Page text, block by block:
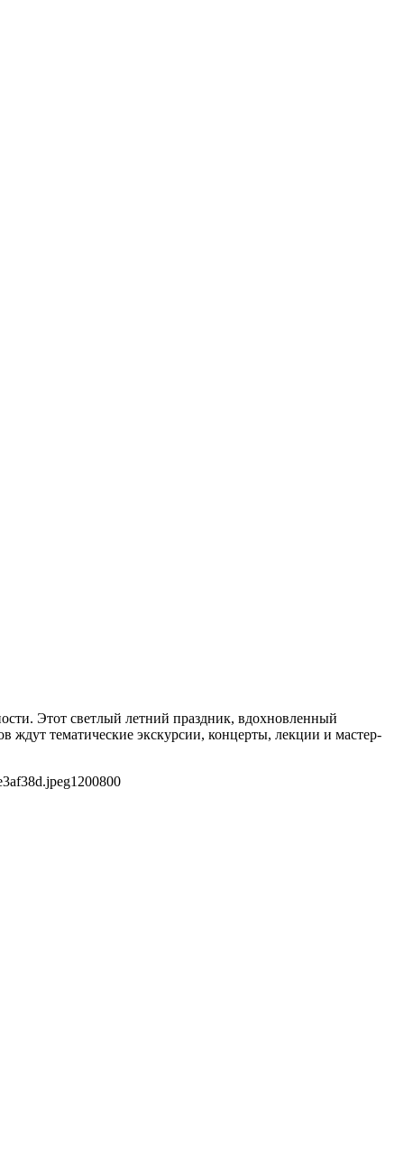
Этот светлый летний праздник, вдохновленный
ждут тематические экскурсии, концерты, лекции и мастер-
1200800